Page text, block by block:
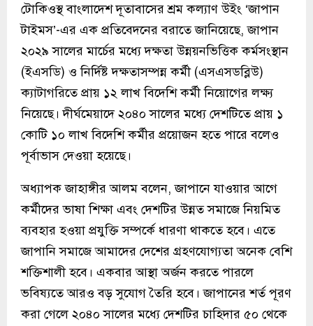
টোকিওস্থ বাংলাদেশ দূতাবাসের শ্রম কল্যাণ উইং ‘জাপান
টাইমস’-এর এক প্রতিবেদনের বরাতে জানিয়েছে, জাপান
২০২৯ সালের মার্চের মধ্যে দক্ষতা উন্নয়নভিত্তিক কর্মসংস্থান
(ইএসডি) ও নির্দিষ্ট দক্ষতাসম্পন্ন কর্মী (এসএসডব্লিউ)
ক্যাটাগরিতে প্রায় ১২ লাখ বিদেশি কর্মী নিয়োগের লক্ষ্য
নিয়েছে। দীর্ঘমেয়াদে ২০৪০ সালের মধ্যে দেশটিতে প্রায় ১
কোটি ১০ লাখ বিদেশি কর্মীর প্রয়োজন হতে পারে বলেও
পূর্বাভাস দেওয়া হয়েছে।
অধ্যাপক জাহাঙ্গীর আলম বলেন, জাপানে যাওয়ার আগে
কর্মীদের ভাষা শিক্ষা এবং দেশটির উন্নত সমাজে নিয়মিত
ব্যবহার হওয়া প্রযুক্তি সম্পর্কে ধারণা থাকতে হবে। এতে
জাপানি সমাজে আমাদের দেশের গ্রহণযোগ্যতা অনেক বেশি
শক্তিশালী হবে। একবার আস্থা অর্জন করতে পারলে
ভবিষ্যতে আরও বড় সুযোগ তৈরি হবে। জাপানের শর্ত পূরণ
করা গেলে ২০৪০ সালের মধ্যে দেশটির চাহিদার ৫০ থেকে